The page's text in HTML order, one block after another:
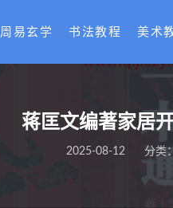
周易玄学 书法教程 美术
蒋匡文编著家居
2025-08-12 分类